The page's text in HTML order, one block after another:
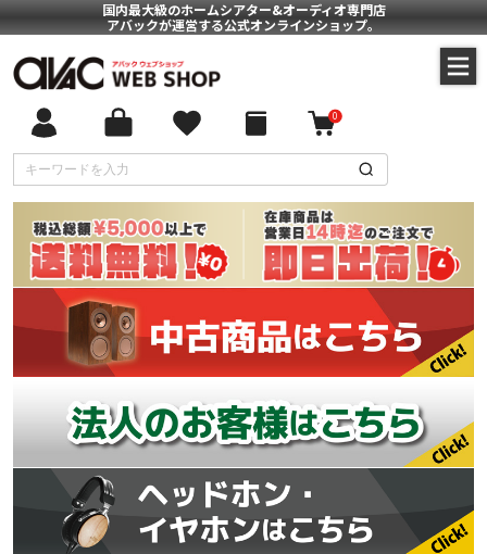
国内最大級のホームシアター&オーディオ専門店
アバックが運営する公式オンラインショップ。
0